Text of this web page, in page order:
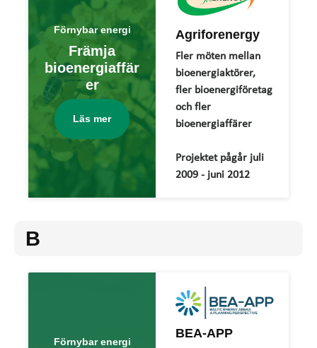
Förnybar energi
Främja
bioenergiaffär
er
Läs mer
Agriforenergy
Fler möten mellan
bioenergiaktörer,
fler bioenergiföretag
och fler
bioenergiaffärer
Projektet pågår juli
2009 - juni 2012
B
Förnybar energi
BEA-APP